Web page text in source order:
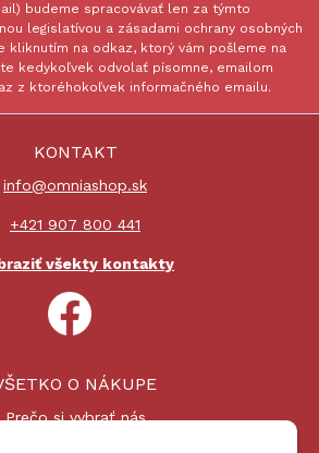
budeme spracovávať len za týmto
legislatívou a zásadami ochrany osobných
kliknutím na odkaz, ktorý vám pošleme na
kedykoľvek odvolať písomne, emailom
z ktoréhokoľvek informačného emailu.
KONTAKT
info@omniashop.sk
+421 907 800 441
všekty kontakty
O NÁKUPE
Prečo si vybrať nás